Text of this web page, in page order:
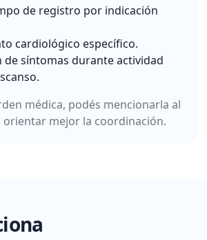
de registro por indicación
cardiológico específico.
de síntomas durante actividad
médica, podés mencionarla al
mejor la coordinación.